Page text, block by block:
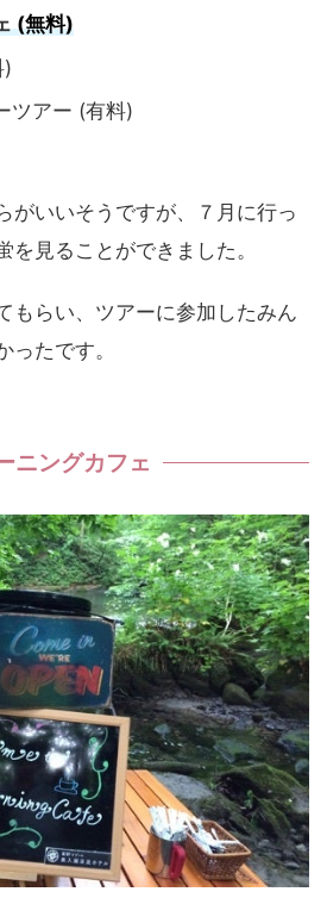
(無料)
)
ツアー (有料)
がいいそうですが、７月に行っ
を見ることができました。
もらい、ツアーに参加したみん
ったです。
ニングカフェ